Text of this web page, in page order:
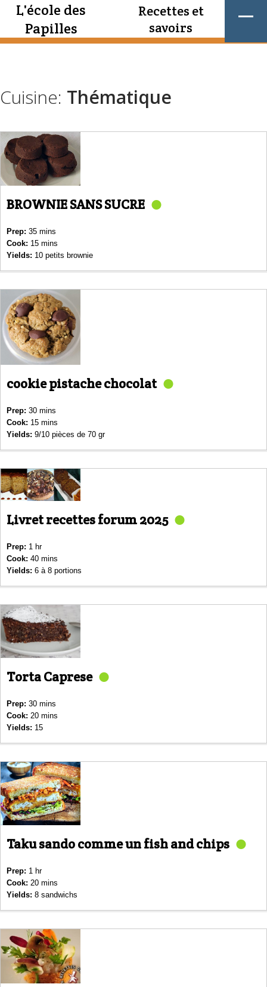
L'école des
Papilles
Recettes et
savoirs
Cuisine: Thématique
BROWNIE SANS SUCRE
Prep: 35 mins
Cook: 15 mins
Yields: 10 petits brownie
cookie pistache chocolat
Prep: 30 mins
Cook: 15 mins
Yields: 9/10 pièces de 70 gr
Livret recettes forum 2025
Prep: 1 hr
Cook: 40 mins
Yields: 6 à 8 portions
Torta Caprese
Prep: 30 mins
Cook: 20 mins
Yields: 15
Taku sando comme un fish and chips
Prep: 1 hr
Cook: 20 mins
Yields: 8 sandwichs